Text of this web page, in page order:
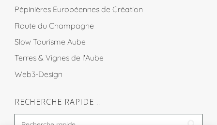
Pépinières Européennes de Création
Route du Champagne
Slow Tourisme Aube
Terres & Vignes de l'Aube
Web3-Design
RECHERCHE RAPIDE …